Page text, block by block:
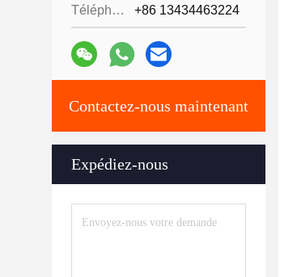
Téléphone: +86 13434463224
Contactez-nous maintenant
Expédiez-nous